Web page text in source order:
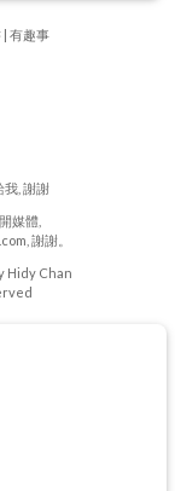
有趣事
我, 謝謝
媒體,
謝謝。
Hidy Chan